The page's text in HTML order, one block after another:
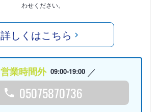
わせください。
詳しくはこちら
営業時間外 09:00-19:00
05075870736